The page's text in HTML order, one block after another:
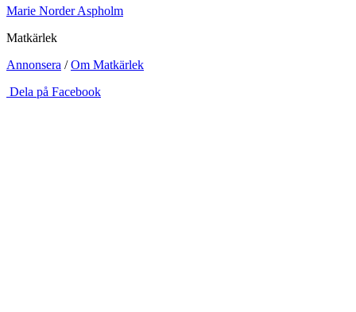
Marie Norder Aspholm
Matkärlek
Annonsera /Om Matkärlek
Dela på Facebook